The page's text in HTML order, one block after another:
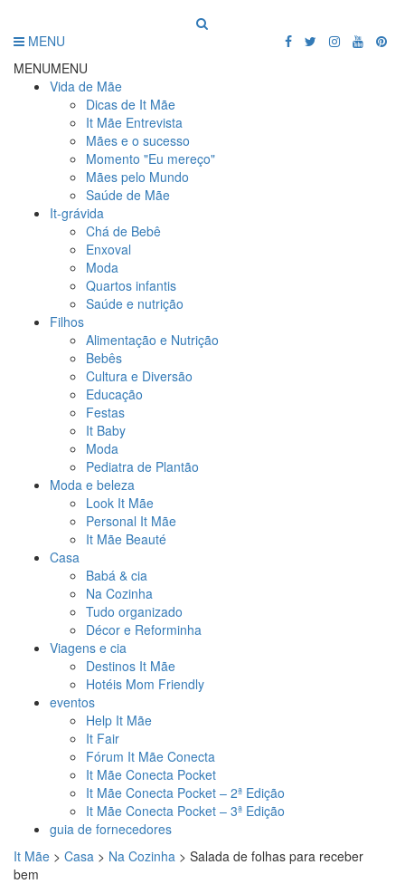
MENU
MENUMENU
Vida de Mãe
Dicas de It Mãe
It Mãe Entrevista
Mães e o sucesso
Momento "Eu mereço"
Mães pelo Mundo
Saúde de Mãe
It-grávida
Chá de Bebê
Enxoval
Moda
Quartos infantis
Saúde e nutrição
Filhos
Alimentação e Nutrição
Bebês
Cultura e Diversão
Educação
Festas
It Baby
Moda
Pediatra de Plantão
Moda e beleza
Look It Mãe
Personal It Mãe
It Mãe Beauté
Casa
Babá & cia
Na Cozinha
Tudo organizado
Décor e Reforminha
Viagens e cia
Destinos It Mãe
Hotéis Mom Friendly
eventos
Help It Mãe
It Fair
Fórum It Mãe Conecta
It Mãe Conecta Pocket
It Mãe Conecta Pocket – 2ª Edição
It Mãe Conecta Pocket – 3ª Edição
guia de fornecedores
It Mãe > Casa > Na Cozinha > Salada de folhas para receber
bem